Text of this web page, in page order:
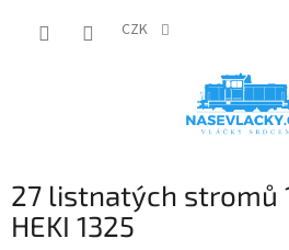
CZK
27 listnatých stromů
HEKI 1325